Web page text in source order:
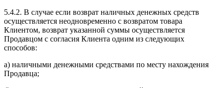
5.4.2. В случае если возврат наличных денежных средств
осуществляется неодновременно с возвратом товара
Клиентом, возврат указанной суммы осуществляется
Продавцом с согласия Клиента одним из следующих
способов:
а) наличными денежными средствами по месту нахождения
Продавца;